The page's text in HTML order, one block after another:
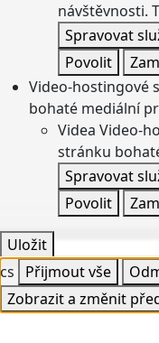
návštěvnosti.
Spravovat
Povolit
Video-hostingové
bohaté mediální
Videa Video-
stránku
Spravovat
Povolit
Uložit
cs
Přijmout vše
Zobrazit a změnit